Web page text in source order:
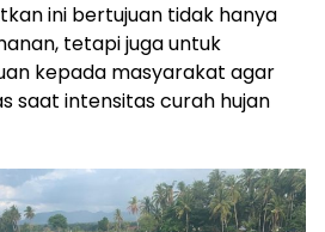
ini bertujuan tidak hanya
tetapi juga untuk
kepada masyarakat agar
saat intensitas curah hujan